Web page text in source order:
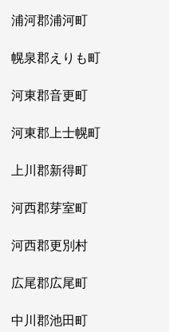
浦河郡浦河町
幌泉郡えりも町
河東郡音更町
河東郡上士幌町
上川郡新得町
河西郡芽室町
河西郡更別村
広尾郡広尾町
中川郡池田町